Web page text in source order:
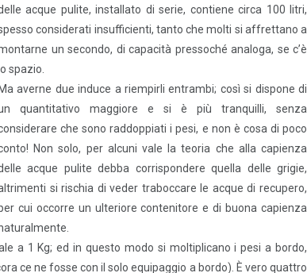
acque pulite, installato di serie, contiene circa 100 litri,
considerati insufficienti, tanto che molti si affrettano a
un secondo, di capacità pressoché analoga, se c’è
spazio.
averne due induce a riempirli entrambi; così si dispone di
quantitativo maggiore e si è più tranquilli, senza
che sono raddoppiati i pesi, e non è cosa di poco
Non solo, per alcuni vale la teoria che alla capienza
acque pulite debba corrispondere quella delle grigie,
si rischia di veder traboccare le acque di recupero,
cui occorre un ulteriore contenitore e di buona capienza
a 1 Kg; ed in questo modo si moltiplicano i pesi a bordo,
ce ne fosse con il solo equipaggio a bordo). È vero quattro